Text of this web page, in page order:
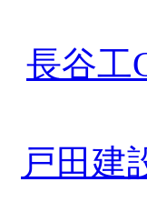
長谷
戸田